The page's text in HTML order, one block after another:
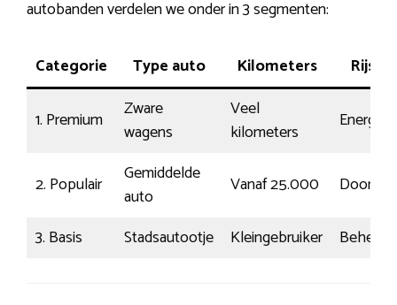
autobanden verdelen we onder in 3 segmenten:
Categorie Type auto Kilometers Rijstijl
1. Premium
Zware
wagens
Veel
kilometers
Energiek
2. Populair
Gemiddelde
auto
Vanaf 25.000
3. Basis
Stadsautootje Kleingebruiker